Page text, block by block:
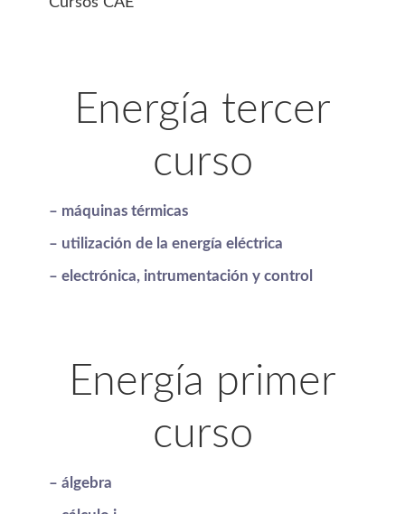
Energía tercer
curso
– máquinas térmicas
– utilización de la energía eléctrica
– electrónica, intrumentación y control
Energía primer
curso
– álgebra